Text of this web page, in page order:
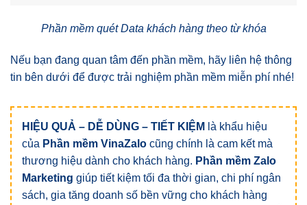
Phần mềm quét Data khách hàng theo từ khóa
Nếu bạn đang quan tâm đến phần mềm, hãy liên hệ thông
tin bên dưới để được trải nghiệm phần mềm miễn phí nhé!
HIỆU QUẢ – DỄ DÙNG – TIẾT KIỆM là khẩu hiệu
của Phần mềm VinaZalo cũng chính là cam kết mà
thương hiệu dành cho khách hàng. Phần mềm Zalo
Marketing giúp tiết kiệm tối đa thời gian, chi phí ngân
sách, gia tăng doanh số bền vững cho khách hàng